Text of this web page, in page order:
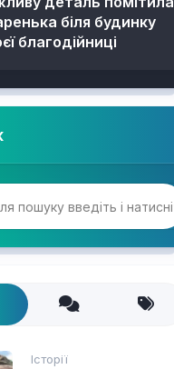
біля будинку
благодійниці
Історії